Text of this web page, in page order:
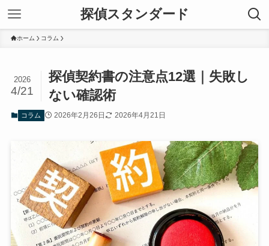
探偵スタンダード
ホーム コラム
探偵契約書の注意点12選｜失敗し
ない確認術
2026
4/21
コラム 2026年2月26日 2026年4月21日